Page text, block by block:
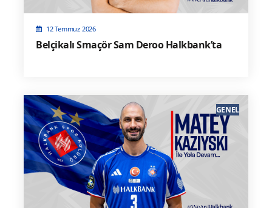
12 Temmuz 2026
Belçikalı Smaçör Sam Deroo Halkbank’ta
GENEL